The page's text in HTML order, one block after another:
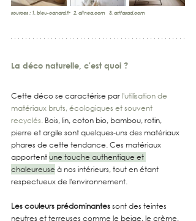
sources : 1. bleu-canard.fr
   2.
alinea.com
   3.
artfasad.com
La déco naturelle, c'est quoi ?
Cette déco se caractérise par l'utilisation de
matériaux bruts, écologiques et souvent
recyclés. Bois, lin, coton bio, bambou, rotin,
pierre et argile sont quelques-uns des matériaux
phares de cette tendance. Ces matériaux
apportent une touche authentique et
chaleureuse à nos intérieurs, tout en étant
respectueux de l'environnement.
Les couleurs prédominantes sont des teintes
neutres et terreuses comme le beige, le crème,